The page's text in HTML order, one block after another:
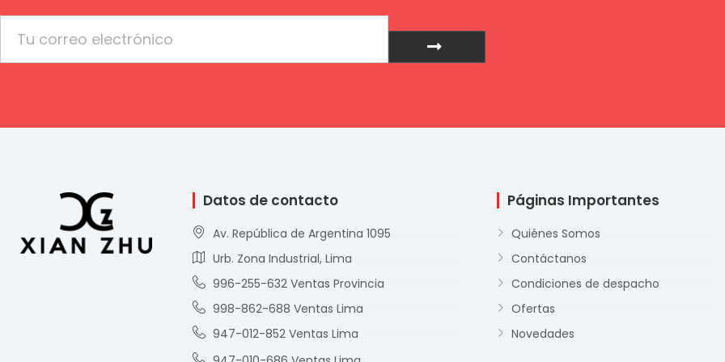
Enviar
Datos de contacto
Av. República de Argentina 1095
Urb. Zona Industrial, Lima
996-255-632 Ventas Provincia
998-862-688 Ventas Lima
947-012-852 Ventas Lima
Páginas Importantes
Quiénes Somos
Contáctanos
Condiciones de despacho
Ofertas
Novedades